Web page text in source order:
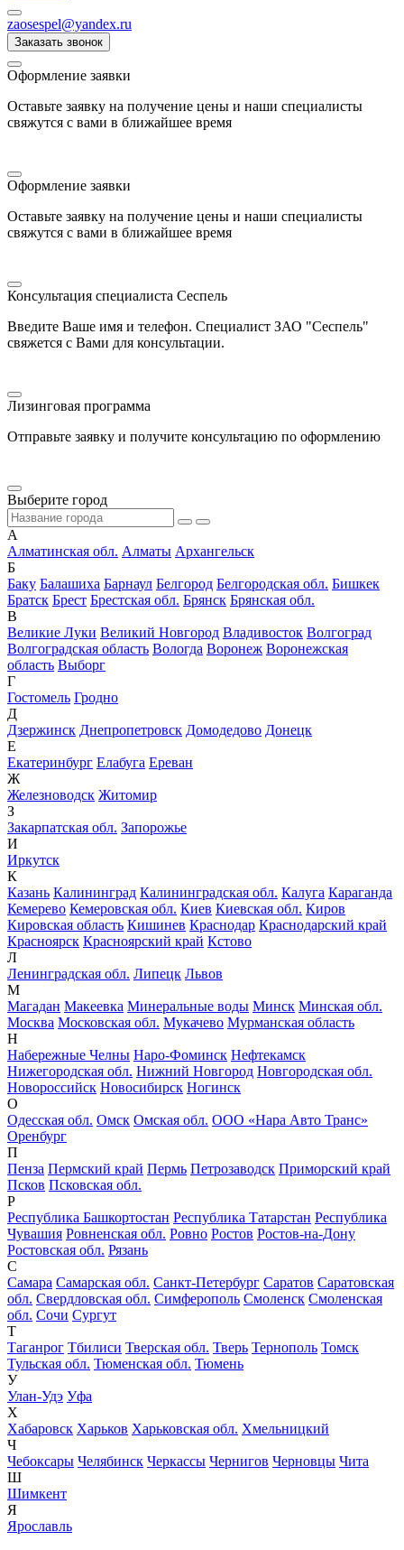
zaosespel@yandex.ru
Заказать звонок
Оформление заявки
Оставьте заявку на получение цены и наши специалисты
свяжутся с вами в ближайшее время
Оформление заявки
Оставьте заявку на получение цены и наши специалисты
свяжутся с вами в ближайшее время
Консультация специалиста Сеспель
Введите Ваше имя и телефон. Специалист ЗАО "Сеспель"
свяжется с Вами для консультации.
Лизинговая программа
Отправьте заявку и получите консультацию по оформлению
Выберите город
А
Алматинская обл. Алматы Архангельск
Б
Баку Балашиха Барнаул Белгород Белгородская обл. Бишкек
Братск Брест Брестская обл. Брянск Брянская обл.
В
Великие Луки Великий Новгород Владивосток Волгоград
Волгоградская область Вологда Воронеж Воронежская
область Выборг
Г
Гостомель Гродно
Д
Дзержинск Днепропетровск Домодедово Донецк
Е
Екатеринбург Елабуга Ереван
Ж
Железноводск Житомир
З
Закарпатская обл. Запорожье
И
Иркутск
К
Казань Калининград Калининградская обл. Калуга Караганда
Кемерево Кемеровская обл. Киев Киевская обл. Киров
Кировская область Кишинев Краснодар Краснодарский край
Красноярск Красноярский край Кстово
Л
Ленинградская обл. Липецк Львов
М
Магадан Макеевка Минеральные воды Минск Минская обл.
Москва Московская обл. Мукачево Мурманская область
Н
Набережные Челны Наро-Фоминск Нефтекамск
Нижегородская обл. Нижний Новгород Новгородская обл.
Новороссийск Новосибирск Ногинск
О
Одесская обл. Омск Омская обл. ООО «Нара Авто Транс»
Оренбург
П
Пенза Пермский край Пермь Петрозаводск Приморский край
Псков Псковская обл.
Р
Республика Башкортостан Республика Татарстан Республика
Чувашия Ровненская обл. Ровно Ростов Ростов-на-Дону
Ростовская обл. Рязань
С
Самара Самарская обл. Санкт-Петербург Саратов Саратовская
обл. Свердловская обл. Симферополь Смоленск Смоленская
обл. Сочи Сургут
Т
Таганрог Тбилиси Тверская обл. Тверь Тернополь Томск
Тульская обл. Тюменская обл. Тюмень
У
Улан-Удэ Уфа
Х
Хабаровск Харьков Харьковская обл. Хмельницкий
Ч
Чебоксары Челябинск Черкассы Чернигов Черновцы Чита
Ш
Шимкент
Я
Ярославль